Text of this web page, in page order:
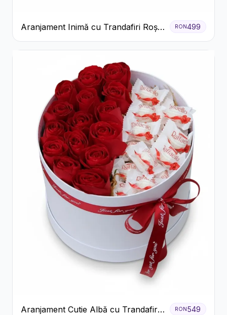
Aranjament Inimă cu Trandafiri Roșii
și Floarea Miresei
RON499
Aranjament Cutie Albă cu Trandafiri
RON549